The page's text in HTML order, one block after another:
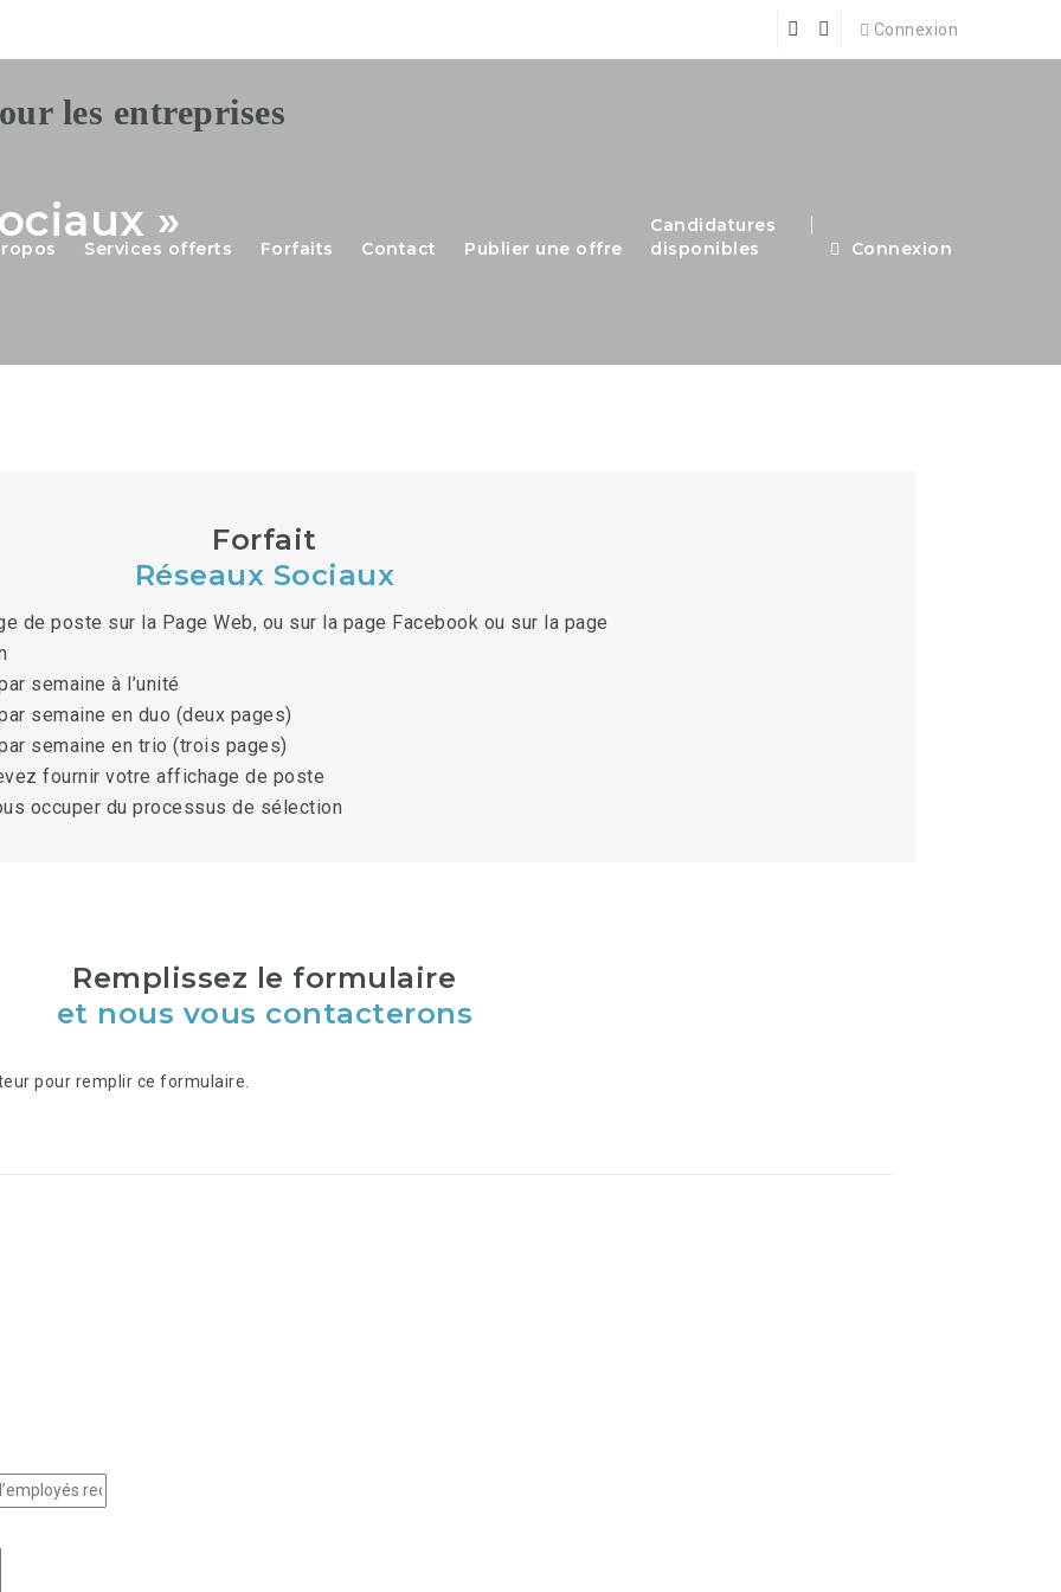
Connexion
Services offerts Forfaits Contact Publier une offre
Candidatures
disponibles
Connexion
»
Forfait
Réseaux Sociaux
de poste sur la Page Web, ou sur la page Facebook ou sur la page
semaine à l’unité
semaine en duo (deux pages)
semaine en trio (trois pages)
fournir votre affichage de poste
occuper du processus de sélection
Remplissez le formulaire
et nous vous contacterons
pour remplir ce formulaire.